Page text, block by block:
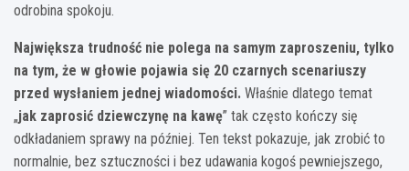
odrobina spokoju.
Największa trudność nie polega na samym zaproszeniu, tylko
na tym, że w głowie pojawia się 20 czarnych scenariuszy
przed wysłaniem jednej wiadomości. Właśnie dlatego temat
„jak zaprosić dziewczynę na kawę” tak często kończy się
odkładaniem sprawy na później. Ten tekst pokazuje, jak zrobić to
normalnie, bez sztuczności i bez udawania kogoś pewniejszego,